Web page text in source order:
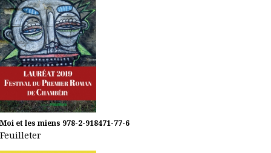
Moi et les miens 978-2-918471-77-6
Feuilleter